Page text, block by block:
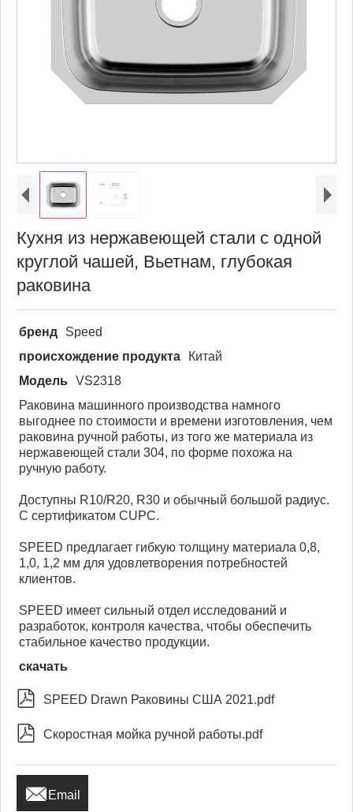
Кухня из нержавеющей стали с одной
круглой чашей, Вьетнам, глубокая
раковина
бренд
Speed
происхождение продукта
Китай
Модель VS2318
Раковина машинного производства намного
выгоднее по стоимости и времени изготовления, чем
раковина ручной работы, из того же материала из
нержавеющей стали 304, по форме похожа на
ручную работу.
Доступны R10/R20, R30 и обычный большой радиус.
С сертификатом CUPC.
SPEED предлагает гибкую толщину материала 0,8,
1,0, 1,2 мм для удовлетворения потребностей
клиентов.
SPEED имеет сильный отдел исследований и
разработок, контроля качества, чтобы обеспечить
стабильное качество продукции.
скачать
 SPEED Drawn Раковины США 2021.pdf
 Скоростная мойка ручной работы.pdf
 Email